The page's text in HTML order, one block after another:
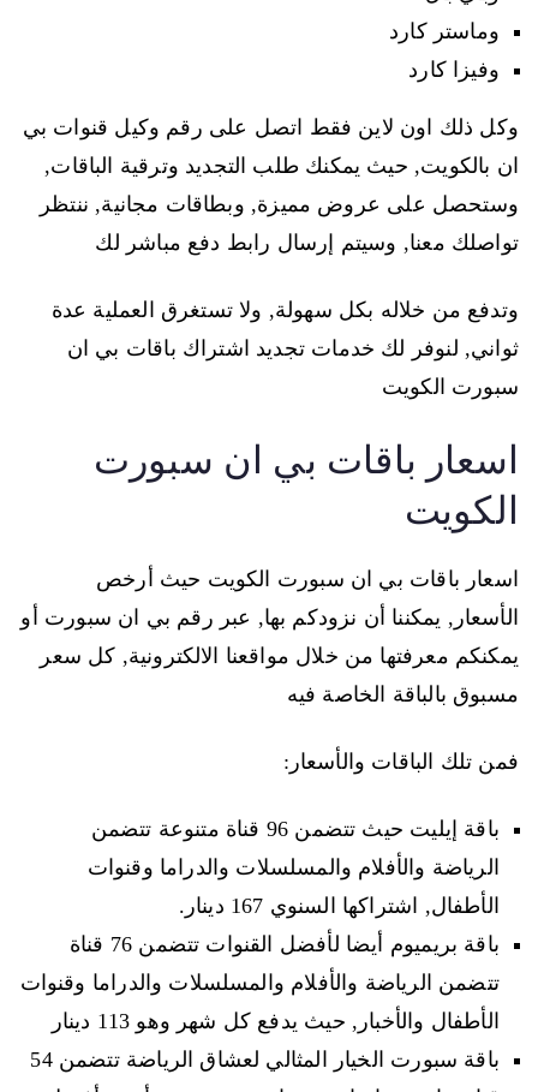
وماستر كارد
وفيزا كارد
وكل ذلك اون لاين فقط اتصل على رقم وكيل قنوات بي
ان بالكويت, حيث يمكنك طلب التجديد وترقية الباقات,
وستحصل على عروض مميزة, وبطاقات مجانية, ننتظر
تواصلك معنا, وسيتم إرسال رابط دفع مباشر لك
وتدفع من خلاله بكل سهولة, ولا تستغرق العملية عدة
ثواني, لنوفر لك خدمات تجديد اشتراك باقات بي ان
سبورت الكويت
اسعار باقات بي ان سبورت
الكويت
اسعار باقات بي ان سبورت الكويت حيث أرخص
الأسعار, يمكننا أن نزودكم بها, عبر رقم بي ان سبورت أو
يمكنكم معرفتها من خلال مواقعنا الالكترونية, كل سعر
مسبوق بالباقة الخاصة فيه
فمن تلك الباقات والأسعار:
باقة إيليت حيث تتضمن 96 قناة متنوعة تتضمن
الرياضة والأفلام والمسلسلات والدراما وقنوات
الأطفال, اشتراكها السنوي 167 دينار.
باقة بريميوم أيضا لأفضل القنوات تتضمن 76 قناة
تتضمن الرياضة والأفلام والمسلسلات والدراما وقنوات
الأطفال والأخبار, حيث يدفع كل شهر وهو 113 دينار
باقة سبورت الخيار المثالي لعشاق الرياضة تتضمن 54